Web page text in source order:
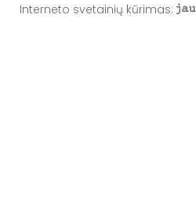
Interneto svetainių kūrimas: